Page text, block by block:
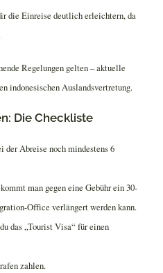
die Einreise deutlich erleichtern, da
Regelungen gelten – aktuelle
indonesischen Auslandsvertretung.
Die Checkliste
der Abreise noch mindestens 6
man gegen eine Gebühr ein 30-
Office verlängert werden kann.
das „Tourist Visa“ für einen
zahlen.